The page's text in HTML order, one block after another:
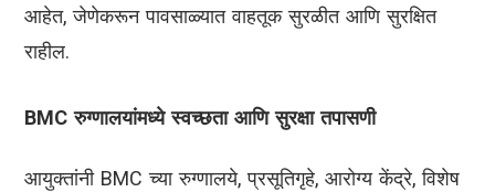
आहेत, जेणेकरून पावसाळ्यात वाहतूक सुरळीत आणि सुरक्षित
राहील.
BMC रुग्णालयांमध्ये स्वच्छता आणि सुरक्षा तपासणी
आयुक्तांनी BMC च्या रुग्णालये, प्रसूतिगृहे, आरोग्य केंद्रे, विशेष